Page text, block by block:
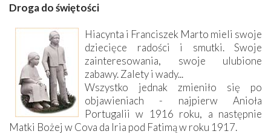
Droga do świętości
Hiacynta i Franciszek Marto mieli swoje
dziecięce radości i smutki. Swoje
zainteresowania, swoje ulubione
zabawy. Zalety i wady...
Wszystko jednak zmieniło się po
objawieniach - najpierw Anioła
Portugalii w 1916 roku, a następnie
Matki Bożej w Cova da Iria pod Fatimą w roku 1917.